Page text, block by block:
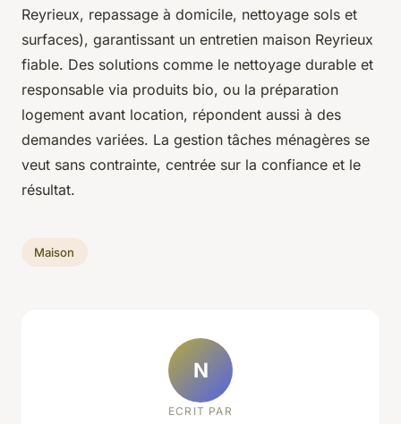
Reyrieux, repassage à domicile, nettoyage sols et
surfaces), garantissant un entretien maison Reyrieux
fiable. Des solutions comme le nettoyage durable et
responsable via produits bio, ou la préparation
logement avant location, répondent aussi à des
demandes variées. La gestion tâches ménagères se
veut sans contrainte, centrée sur la confiance et le
résultat.
Maison
N
ECRIT PAR